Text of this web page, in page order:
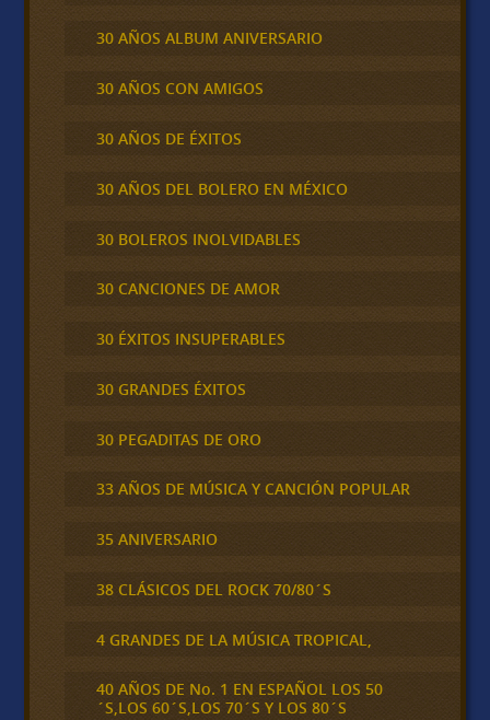
30 AÑOS ALBUM ANIVERSARIO
30 AÑOS CON AMIGOS
30 AÑOS DE ÉXITOS
30 AÑOS DEL BOLERO EN MÉXICO
30 BOLEROS INOLVIDABLES
30 CANCIONES DE AMOR
30 ÉXITOS INSUPERABLES
30 GRANDES ÉXITOS
30 PEGADITAS DE ORO
33 AÑOS DE MÚSICA Y CANCIÓN POPULAR
35 ANIVERSARIO
38 CLÁSICOS DEL ROCK 70/80´S
4 GRANDES DE LA MÚSICA TROPICAL,
40 AÑOS DE No. 1 EN ESPAÑOL LOS 50
´S,LOS 60´S,LOS 70´S Y LOS 80´S